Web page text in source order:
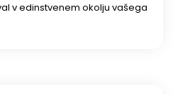
v edinstvenem okolju vašega